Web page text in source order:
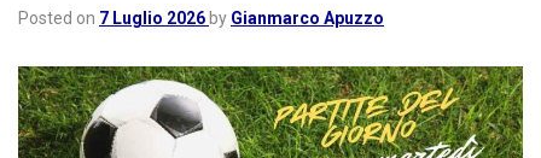
Posted on 7 Luglio 2026 by Gianmarco Apuzzo